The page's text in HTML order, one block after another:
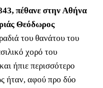
πέθανε στην Αθήνα
Θεόδωρος
του θανάτου του
χορό του
ήπιε περισσότερο
ήταν, αφού προ δύο